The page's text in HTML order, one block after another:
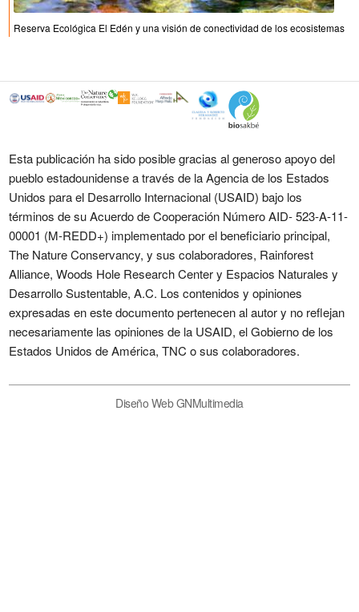
Reserva Ecológica El Edén y una visión de conectividad de los ecosistemas
Esta publicación ha sido posible gracias al generoso apoyo del
pueblo estadounidense a través de la Agencia de los Estados
Unidos para el Desarrollo Internacional (USAID) bajo los
términos de su Acuerdo de Cooperación Número AID- 523-A-11-
00001 (M-REDD+) implementado por el beneficiario principal,
The Nature Conservancy, y sus colaboradores, Rainforest
Alliance, Woods Hole Research Center y Espacios Naturales y
Desarrollo Sustentable, A.C. Los contenidos y opiniones
expresadas en este documento pertenecen al autor y no reflejan
necesariamente las opiniones de la USAID, el Gobierno de los
Estados Unidos de América, TNC o sus colaboradores.
Diseño Web GNMultimedia